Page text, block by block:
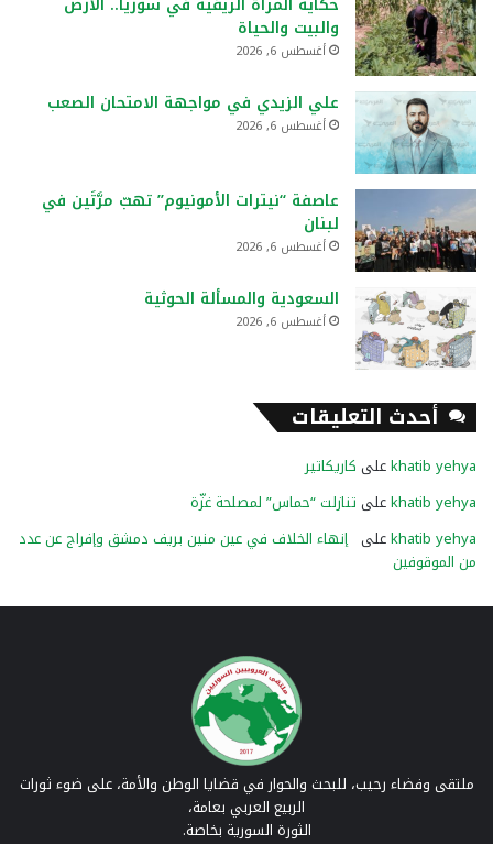
والبيت والحياة
أغسطس 6, 2026
علي الزيدي في مواجهة الامتحان الصعب
أغسطس 6, 2026
عاصفة “نيترات الأمونيوم” تهبّ مرَّتَين في
لبنان
أغسطس 6, 2026
السعودية والمسألة الحوثية
أغسطس 6, 2026
أحدث التعليقات
khatib yehyaعلى كاريكاتير
khatib yehyaعلى تنازلت “حماس” لمصلحة غزّة
khatib yehyaعلى إنهاء الخلاف في عين منين بريف دمشق وإفراج عن عدد
من الموقوفين
ملتقى وفضاء رحيب، للبحث والحوار في قضايا الوطن والأمة، على ضوء ثورات
الربيع العربي بعامة،
الثورة السورية بخاصة.